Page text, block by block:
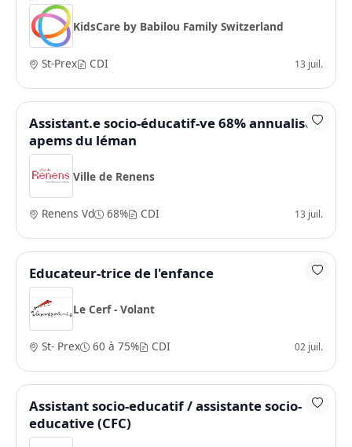
KidsCare by Babilou Family Switzerland
St-Prex CDI 13 juil.
Assistant.e socio-éducatif-ve 68% annualisé -
apems du léman
Ville de Renens
Renens Vd 68% CDI 13 juil.
Educateur-trice de l'enfance
Le Cerf - Volant
St- Prex 60 à 75% CDI 02 juil.
Assistant socio-educatif / assistante socio-
educative (CFC)